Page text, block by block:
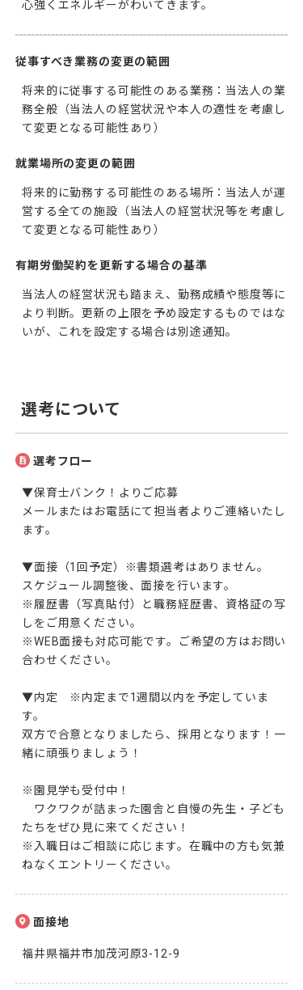
心強くエネルギーがわいてきます。
従事すべき業務の変更の範囲
将来的に従事する可能性のある業務：当法人の業
務全般（当法人の経営状況や本人の適性を考慮し
て変更となる可能性あり）
就業場所の変更の範囲
将来的に勤務する可能性のある場所：当法人が運
営する全ての施設（当法人の経営状況等を考慮し
て変更となる可能性あり）
有期労働契約を更新する場合の基準
当法人の経営状況も踏まえ、勤務成績や態度等に
より判断。更新の上限を予め設定するものではな
いが、これを設定する場合は別途通知。
選考について
選考フロー
▼保育士バンク！よりご応募
メールまたはお電話にて担当者よりご連絡いたし
ます。
▼面接（1回予定）※書類選考はありません。
スケジュール調整後、面接を行います。
※履歴書（写真貼付）と職務経歴書、資格証の写
しをご用意ください。
※WEB面接も対応可能です。ご希望の方はお問い
合わせください。
▼内定　※内定まで1週間以内を予定していま
す。
双方で合意となりましたら、採用となります！一
緒に頑張りましょう！
※園見学も受付中！
ワクワクが詰まった園舎と自慢の先生・子ども
たちをぜひ見に来てください！
※入職日はご相談に応じます。在職中の方も気兼
ねなくエントリーください。
面接地
福井県福井市加茂河原3-12-9